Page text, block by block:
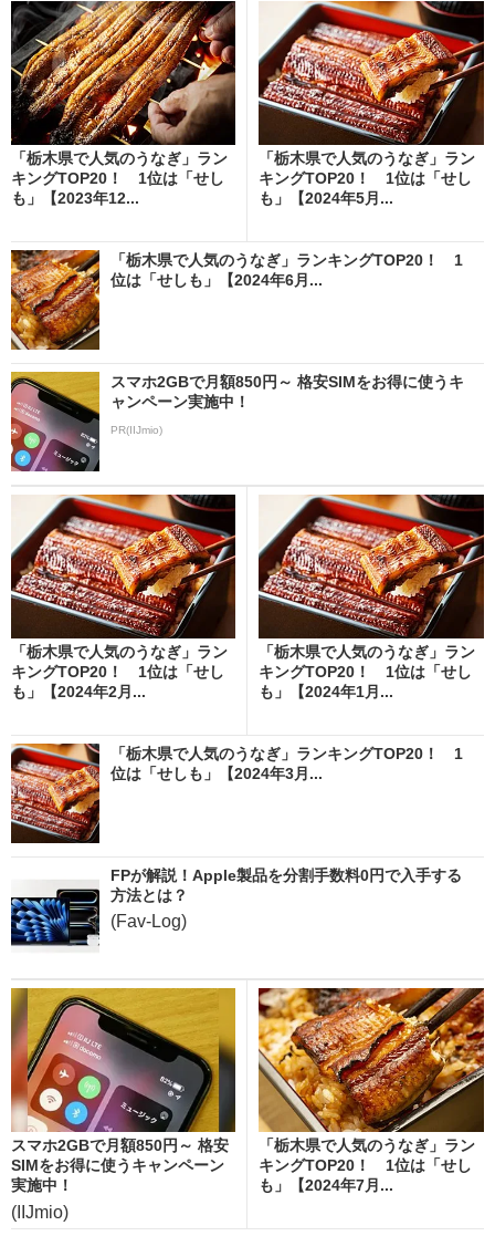
「栃木県で人気のうなぎ」ラン
キングTOP20！ 1位は「せし
も」【2023年12...
「栃木県で人気のうなぎ」ラン
キングTOP20！ 1位は「せし
も」【2024年5月...
「栃木県で人気のうなぎ」ランキングTOP20！ 1
位は「せしも」【2024年6月...
スマホ2GBで月額850円～ 格安SIMをお得に使うキ
ャンペーン実施中！
PR(IIJmio)
「栃木県で人気のうなぎ」ラン
キングTOP20！ 1位は「せし
も」【2024年2月...
「栃木県で人気のうなぎ」ラン
キングTOP20！ 1位は「せし
も」【2024年1月...
「栃木県で人気のうなぎ」ランキングTOP20！ 1
位は「せしも」【2024年3月...
FPが解説！Apple製品を分割手数料0円で入手する
方法とは？
(Fav-Log)
スマホ2GBで月額850円～ 格安
SIMをお得に使うキャンペーン
実施中！
(IIJmio)
「栃木県で人気のうなぎ」ラン
キングTOP20！ 1位は「せし
も」【2024年7月...